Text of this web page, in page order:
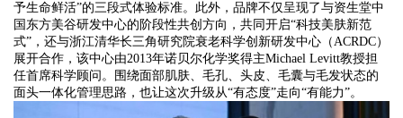
予生命鲜活”的三段式体验标准。 此外， 品牌不仅呈现了与资生堂中
国东方美谷研发中心的阶段性共创方向，共同开启“科技美肤新范
式”，还与浙江清华长三角研究院衰老科学创新研发中心（ACRDC）
展开合作，该中心由2013年诺贝尔化学奖得主Michael Levitt教授担
任首席科学顾问。围绕面部肌肤、毛孔、头皮、毛囊与毛发状态的
面头一体化管理思路，也让这次升级从“有态度”走向“有能力”。